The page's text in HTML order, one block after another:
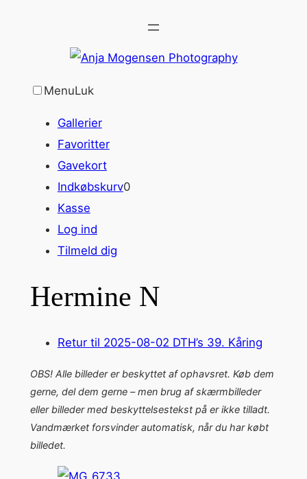
MenuLuk
Gallerier
Favoritter
Gavekort
Indkøbskurv0
Kasse
Log ind
Tilmeld dig
Hermine N
Retur til 2025-08-02 DTH’s 39. Kåring
OBS! Alle billeder er beskyttet af ophavsret. Køb dem
gerne, del dem gerne – men brug af skærmbilleder
eller billeder med beskyttelsestekst på er ikke tilladt.
Vandmærket forsvinder automatisk, når du har købt
billedet.